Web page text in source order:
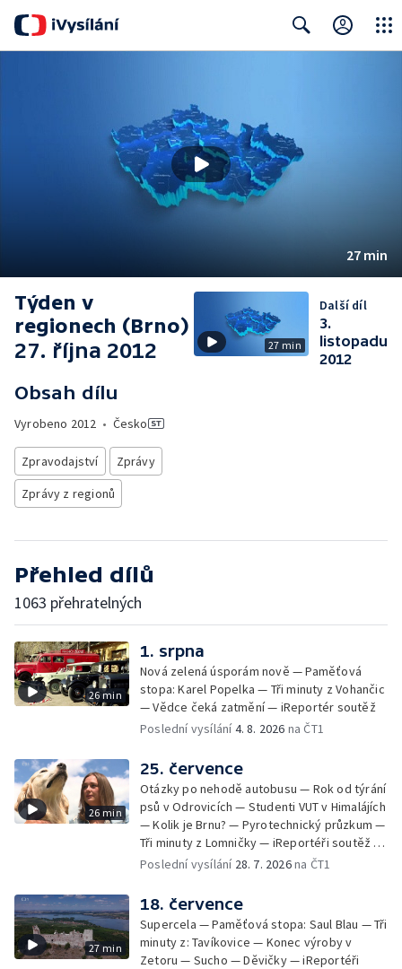
27 min
Týden v
regionech (Brno)
27. října 2012
Obsah dílu
Vyrobeno 2012 • Česko
Zpravodajství
Zprávy
Zprávy z regionů
27 min
Další díl
3.
listopadu
2012
Přehled dílů
1063 přehratelných
26 min
1. srpna
Nová zelená úsporám nově — Paměťová
stopa: Karel Popelka — Tři minuty z Vohančic
— Vědce čeká zatmění — iReportér soutěž
Poslední vysílání4. 8. 2026 na ČT1
26 min
25. července
Otázky po nehodě autobusu — Rok od týrání
psů v Odrovicích — Studenti VUT v Himalájích
— Kolik je Brnu? — Pyrotechnický průzkum —
Tři minuty z Lomničky — iReportéři soutěž —
Bez komentáře: Kontroly na NOvých Mlýnech
Poslední vysílání 28. 7. 2026na ČT1
27 min
18. července
Supercela — Paměťová stopa: Saul Blau — Tři
minuty z: Tavíkovice — Konec výroby v
Zetoru — Sucho — Děvičky — iReportéři